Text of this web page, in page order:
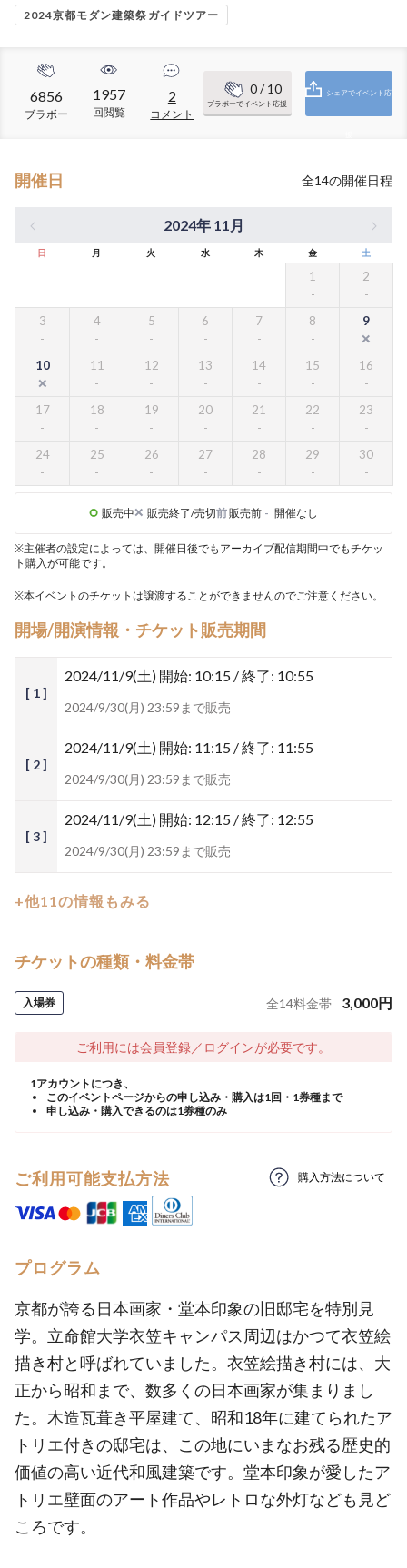
2024京都モダン建築祭ガイドツアー
6856
ブラボー
1957
回閲覧
2
コメント
0/ 10
ブラボーでイベント応援
シェアでイベント応
開催日 全14の開催日程
2024年 11月
日 月 火 水 木 金 土
1 2
3 4 5 6 7 8 9
10 11 12 13 14 15 16
17 18 19 20 21 22 23
24 25 26 27 28 29 30
販売中 販売終了/売切前販売前 - 開催なし
※主催者の設定によっては、開催日後でもアーカイブ配信期間中でもチケッ
ト購入が可能です。
※本イベントのチケットは譲渡することができませんのでご注意ください。
開場/開演情報・チケット販売期間
[ 1 ]
2024/11/9(土) 開始: 10:15 / 終了: 10:55
2024/9/30(月) 23:59まで販売
[ 2 ]
2024/11/9(土) 開始: 11:15 / 終了: 11:55
2024/9/30(月) 23:59まで販売
[ 3 ]
2024/11/9(土) 開始: 12:15 / 終了: 12:55
2024/9/30(月) 23:59まで販売
+他11の情報もみる
チケットの種類・料金帯
入場券 全14料金帯 3,000円
ご利用には会員登録／ログインが必要です。
1アカウントにつき、
このイベントページからの申し込み・購入は1回・1券種まで
申し込み・購入できるのは1券種のみ
ご利用可能支払方法 購入方法について
プログラム
京都が誇る日本画家・堂本印象の旧邸宅を特別見
学。立命館大学衣笠キャンパス周辺はかつて衣笠絵
描き村と呼ばれていました。衣笠絵描き村には、大
正から昭和まで、数多くの日本画家が集まりまし
た。木造瓦葺き平屋建て、昭和18年に建てられたア
トリエ付きの邸宅は、この地にいまなお残る歴史的
価値の高い近代和風建築です。堂本印象が愛したア
トリエ壁面のアート作品やレトロな外灯なども見ど
ころです。